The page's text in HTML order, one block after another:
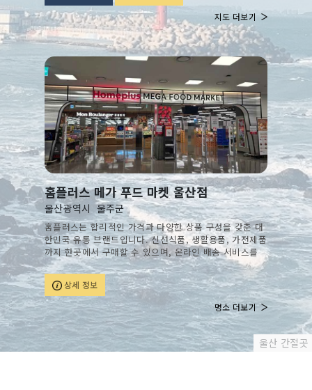
울산 간절곳
지도 더보기
홈플러스 메가 푸드 마켓 울산점
울산광역시 울주군
홈플러스는 합리적인 가격과 다양한 상품 구성을 갖춘 대
한민국 유통 브랜드입니다. 신선식품, 생활용품, 가전제품
까지 한곳에서 구매할 수 있으며, 온라인 배송 서비스를
통해 편리하고 실속 있는 쇼핑 경험을 제공합니다.
상세 정보
명소 더보기